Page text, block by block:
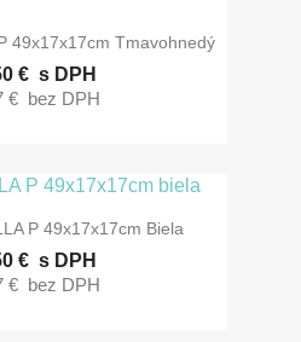
49x17x17cm Tmavohnedý
€ s DPH
€ bez DPH
P 49x17x17cm Biela
€ s DPH
€ bez DPH